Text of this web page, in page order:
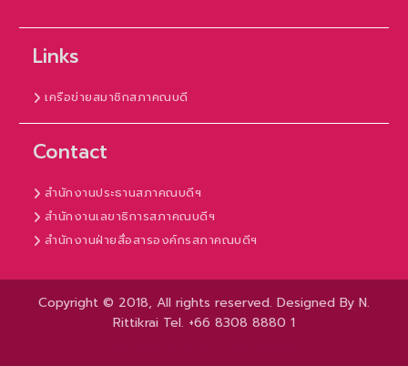
Links
เครือข่ายสมาชิกสภาคณบดี
Contact
สำนักงานประธานสภาคณบดีฯ
สำนักงานเลขาธิการสภาคณบดีฯ
สำนักงานฝ่ายสื่อสารองค์กรสภาคณบดีฯ
Copyright © 2018, All rights reserved. Designed By N.
Rittikrai Tel. +66 8308 8880 1